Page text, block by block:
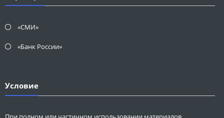
«СМИ»
«Банк России»
Условие